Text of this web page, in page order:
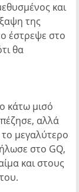
και
της
έστρεψε στο
θα
κάτω μισό
αλλά
μεγαλύτερο
στο GQ,
και στους